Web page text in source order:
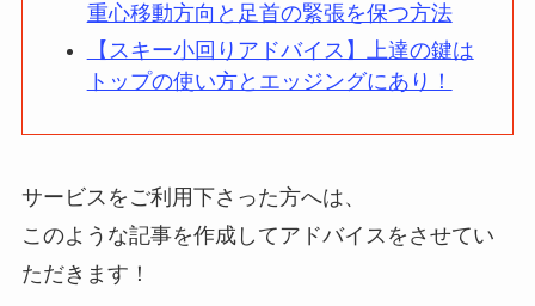
重心移動方向と足首の緊張を保つ方法
【スキー小回りアドバイス】上達の鍵は
トップの使い方とエッジングにあり！
サービスをご利用下さった方へは、
このような記事を作成してアドバイスをさせてい
ただきます！